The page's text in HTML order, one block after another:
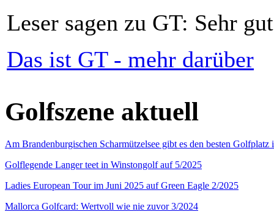
Leser sagen zu GT: Sehr
Das ist GT - mehr darüber
Golfszene aktuell
Am Brandenburgischen Scharmützelsee gibt es den besten
Golflegende Langer teet in Winstongolf auf 5/2025
Ladies European Tour im Juni 2025 auf Green Eagle 2/2025
Mallorca Golfcard: Wertvoll wie nie zuvor 3/2024